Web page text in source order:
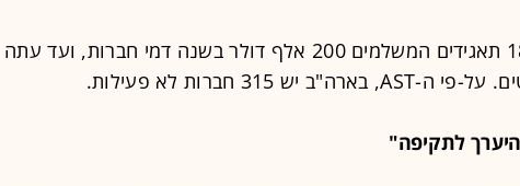
כיום חברים בארגון 18 תאגידים המשלמים 200 אלף דולר בשנה דמי חברות, ועד עתה
לתקיפה"